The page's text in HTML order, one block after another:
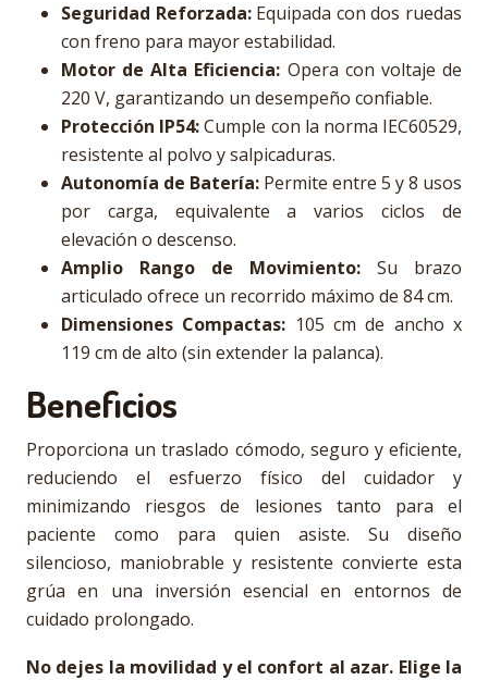
Seguridad Reforzada:Equipada con dos ruedas
con freno para mayor estabilidad.
Motor de Alta Eficiencia: Opera con voltaje de
220 V, garantizando un desempeño confiable.
Protección IP54:Cumple con la norma IEC60529,
resistente al polvo y salpicaduras.
Autonomía de Batería: Permite entre 5 y 8 usos
por carga, equivalente a varios ciclos de
elevación o descenso.
Amplio Rango de Movimiento: Su brazo
articulado ofrece un recorrido máximo de 84 cm.
Dimensiones Compactas: 105 cm de ancho x
119 cm de alto (sin extender la palanca).
Beneficios
Proporciona un traslado cómodo, seguro y eficiente,
reduciendo el esfuerzo físico del cuidador y
minimizando riesgos de lesiones tanto para el
paciente como para quien asiste. Su diseño
silencioso, maniobrable y resistente convierte esta
grúa en una inversión esencial en entornos de
cuidado prolongado.
No dejes la movilidad y el confort al azar. Elige la